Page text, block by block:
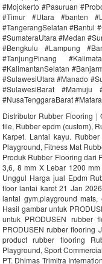
#Mojokerto #Pasuruan
#Timur #Utara #banten
#TangerangSelatan #Bantul
#SumateraUtara #Medan
#Bengkulu #Lampung
#TanjungPinang
#KalimantanSelatan
#SulawesiUtara #Manado
#SulawesiBarat #Mamuju
#NusaTenggaraBarat
Distributor Rubber Flooring |
tile, Rubber epdm (custom),
Karpet. Lantai kayu.
Playground, Fitness Mat
Produk Rubber Flooring dari
3,6, 8 mm X Lebar 1200
Unggul Harga jual Epdm
floor lantai karet 21 Jan
lantai gym,playground
Hasil gambar untuk
untuk PRODUSEN rubber
PRODUSEN rubber flooring
product rubber flooring
Playground, Sport
PT. Dhimas Trimitra